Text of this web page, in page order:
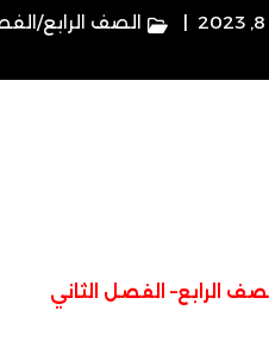
الصف الرابع/
الرابع– الفصل الثاني